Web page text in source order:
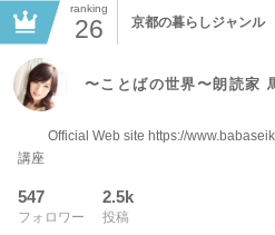
ranking
26 京都の暮らしジャンル
〜ことばの世界〜朗読家
Official Web site https://
講座
547
フォロワー
2.5k
投稿